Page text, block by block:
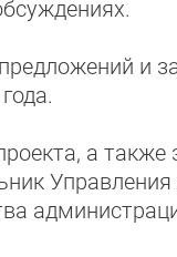
и
а
Управления